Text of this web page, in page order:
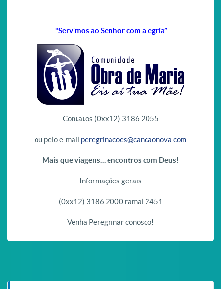
“Servimos ao Senhor com alegria”
Contatos (0xx12) 3186 2055
ou pelo e-mail peregrinacoes@cancaonova.com
Mais que viagens… encontros com Deus!
Informações gerais
(0xx12) 3186 2000 ramal 2451
Venha Peregrinar conosco!